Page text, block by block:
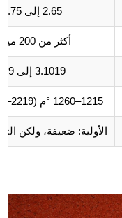
2.65 إلى 2.75 جم/سم3
أكثر من 200 ميجا باسكال
3.1019 إلى 6.1019 باس
1215–1260 °م (2219–2300 °ف)
الأولية: ضعيفة، ولكن